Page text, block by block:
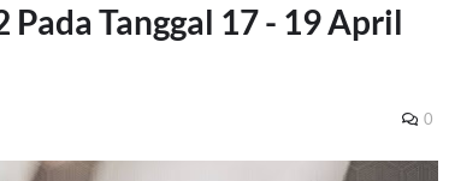
Pada Tanggal 17 - 19 April
0